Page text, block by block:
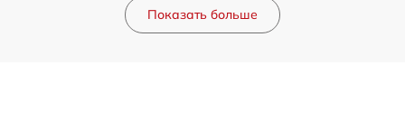
Показать больше